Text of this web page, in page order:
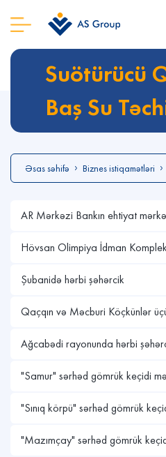
Suötürücü
Baş Su
Əsas səhifə Biznes istiqamətləri
AR Mərkəzi Bankın ehtiyat
Hövsan Olimpiya İdman
Şubanidə hərbi şəhərcik
Qaçqın və Məcburi Köçkünlər
Ağcabədi rayonunda hərbi
"Samur" sərhəd gömrük keçidi
"Sınıq körpü" sərhəd gömrük
"Mazımçay" sərhəd gömrük